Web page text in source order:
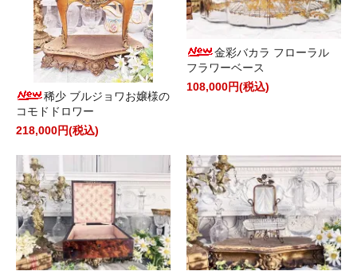
稀少 ブルジョワお嬢様の
コモドドロワー
218,000円(税込)
金彩バカラ フローラル
フラワーベース
108,000円(税込)